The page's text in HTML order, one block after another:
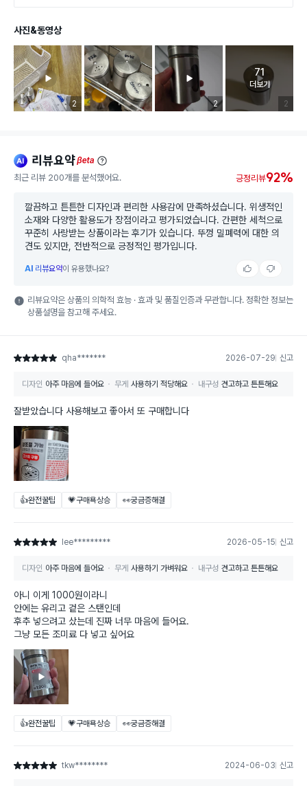
사진&동영상
리뷰 이미지 등록 개수
2 리뷰 이미지 등록 개수
2 리뷰 이
2
고객 리뷰
71
더보기
ai 리뷰요약beta
최근 리뷰 200개를 분석했어요. 긍정리뷰92%
깔끔하고 튼튼한 디자인과 편리한 사용감에 만족하셨습니다. 위생적인
소재와 다양한 활용도가 장점이라고 평가되었습니다. 간편한 세척으로
꾸준히 사랑받는 상품이라는 후기가 있습니다. 뚜껑 밀폐력에 대한 의
견도 있지만, 전반적으로 긍정적인 평가입니다.
AI 리뷰요약이 유용했나요?
리뷰요약은 상품의 의학적 효능 · 효과 및 품질인증과 무관합니다. 정확한 정보는
상품설명을 참고해 주세요.
별점 5점 qha******* 2026-07-29 신고
디자인 아주 마음에 들어요 무게 사용하기 적당해요 내구성 견고하고 튼튼해요
잘받았습니다 사용해보고 좋아서 또 구매합니다
👍완전꿀팁 💗구매욕상승 👀궁금증해결
별점 5점 lee********* 2026-05-15 신고
디자인 아주 마음에 들어요 무게 사용하기 가벼워요 내구성 견고하고 튼튼해요
아니 이게 1000원이라니
안에는 유리고 겉은 스탠인데
후추 넣으려고 샀는데 진짜 너무 마음에 들어요.
그냥 모든 조미료 다 넣고 싶어요
👍완전꿀팁 💗구매욕상승 👀궁금증해결
별점 5점 tkw******** 2024-06-03 신고